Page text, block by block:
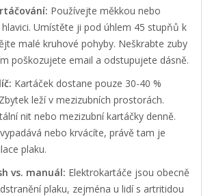
Používejte měkkou nebo
Umístěte ji pod úhlem 45 stupňů k
malé kruhové pohyby. Neškrabte zuby
poškozujete email a odstupujete dásně.
Kartáček dostane pouze 30-40 %
leží v mezizubních prostorách.
nit nebo mezizubní kartáčky denně.
nebo krvácíte, právě tam je
plaku.
vs. manuál: Elektrokartáče jsou obecně
plaku, zejména u lidí s artritidou